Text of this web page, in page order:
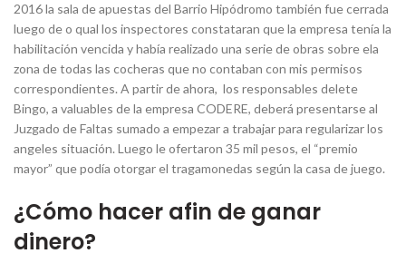
2016 la sala de apuestas del Barrio Hipódromo también fue cerrada
luego de o qual los inspectores constataran que la empresa tenía la
habilitación vencida y había realizado una serie de obras sobre ela
zona de todas las cocheras que no contaban con mis permisos
correspondientes. A partir de ahora, los responsables delete
Bingo, a valuables de la empresa CODERE, deberá presentarse al
Juzgado de Faltas sumado a empezar a trabajar para regularizar los
angeles situación. Luego le ofertaron 35 mil pesos, el “premio
mayor” que podía otorgar el tragamonedas según la casa de juego.
¿Cómo hacer afin de ganar
dinero?